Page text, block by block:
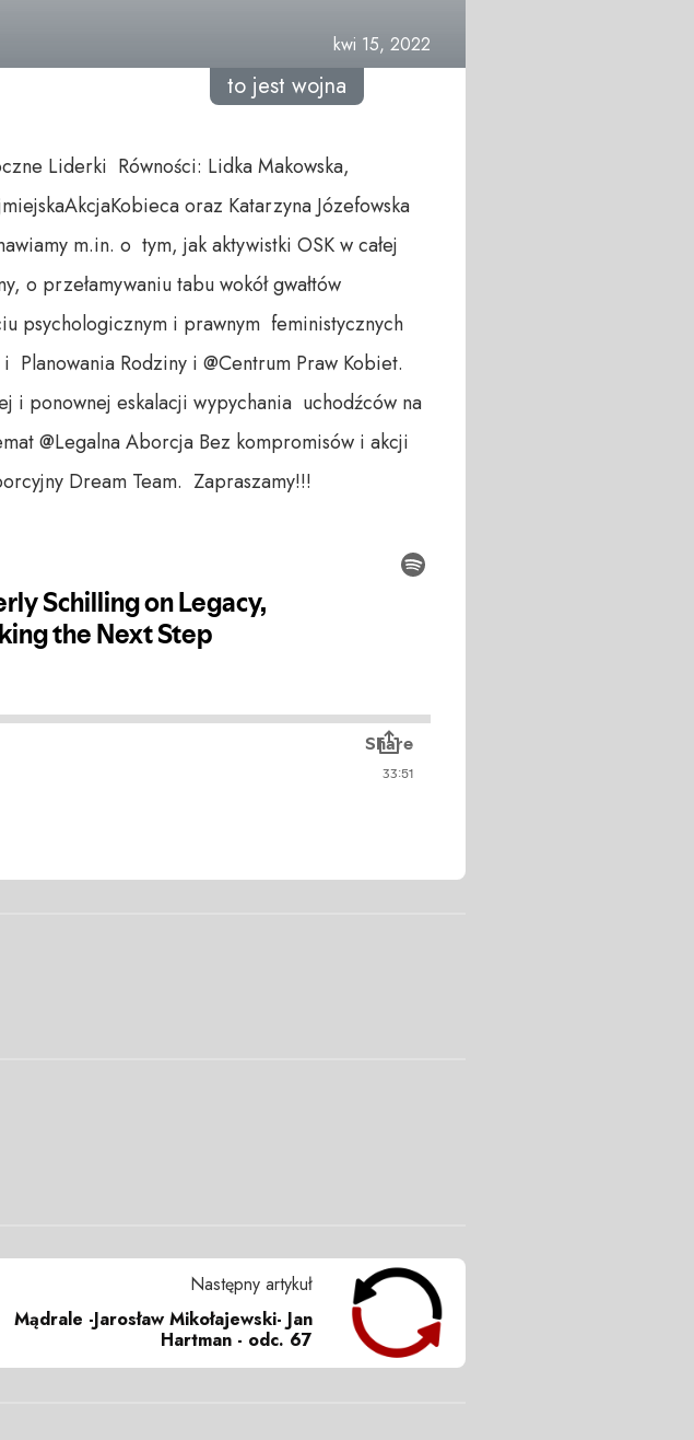
kwi 15, 2022
to jest wojna
Liderki Równości: Lidka Makowska,
oraz Katarzyna Józefowska
m.in. o tym, jak aktywistki OSK w całej
o przełamywaniu tabu wokół gwałtów
psychologicznym i prawnym feministycznych
Planowania Rodziny i @Centrum Praw Kobiet.
i ponownej eskalacji wypychania uchodźców na
@Legalna Aborcja Bez kompromisów i akcji
Dream Team. Zapraszamy!!!
Następny artykuł
Mądrale -Jarosław Mikołajewski- Jan
Hartman - odc. 67